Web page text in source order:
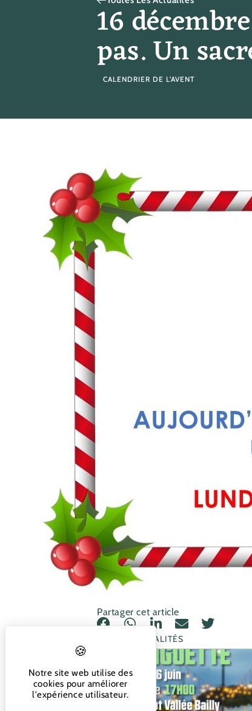
16
pas. Un
CALENDRIER DE L’AVENT
Partager cet article
PLUS D’ACTUALITÉS
Notre site web utilise des
cookies pour améliorer
l'expérience utilisateur.